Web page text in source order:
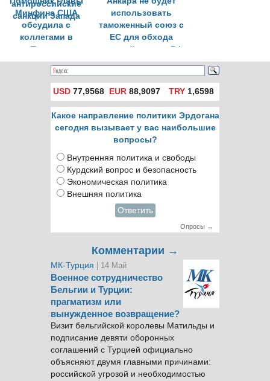
Минфина США
обсудила с
коллегами в
Турции
антироссийские
санкции Запада
использовать
таможенный союз с
ЕС для обхода
санкций против РФ
USD 77,9568 EUR 88,9097 TRY1,6598
Какое направление политики Эрдогана
сегодня вызывает у вас наибольшие
вопросы?
Внутренняя политика и свободы
Курдский вопрос и безопасность
Экономическая политика
Внешняя политика
Ответить
Опросы →
Комментарии →
МК-Турция | 14 Май
Военное сотрудничество
Бельгии и Турции:
прагматизм или
вынужденное возвращение?
Визит бельгийской королевы Матильды и
подписание девяти оборонных
соглашений с Турцией официально
объясняют двумя главными причинами:
российской угрозой и необходимостью